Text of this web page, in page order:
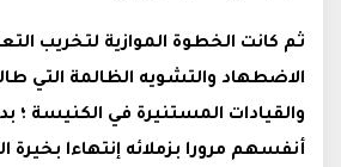
ثم كانت الخطوة الموازية لتخريب
الاضطهاد والتشويه الظالمة التي
والقيادات المستنيرة في الكنيسة ؛
أنفسهم مرورا بزملائه إنتهاءا بخيرة